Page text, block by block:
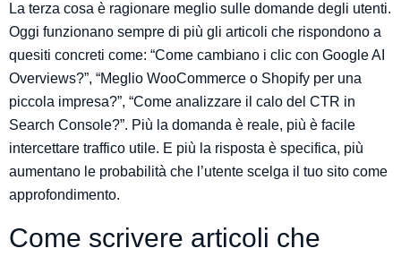
La terza cosa è ragionare meglio sulle domande degli utenti.
Oggi funzionano sempre di più gli articoli che rispondono a
quesiti concreti come: “Come cambiano i clic con Google AI
Overviews?”, “Meglio WooCommerce o Shopify per una
piccola impresa?”, “Come analizzare il calo del CTR in
Search Console?”. Più la domanda è reale, più è facile
intercettare traffico utile. E più la risposta è specifica, più
aumentano le probabilità che l’utente scelga il tuo sito come
approfondimento.
Come scrivere articoli che